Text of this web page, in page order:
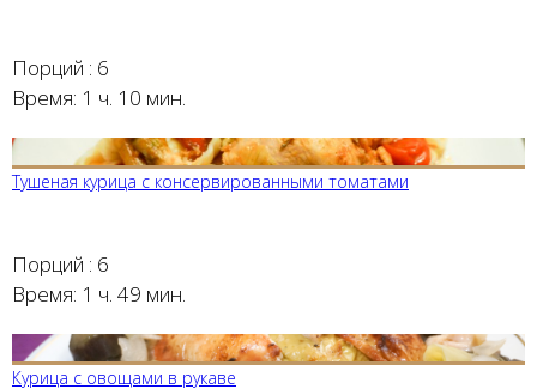
Порций : 6
Время: 1 ч. 10 мин.
Тушеная курица с консервированными томатами
Порций : 6
Время: 1 ч. 49 мин.
Курица с овощами в рукаве